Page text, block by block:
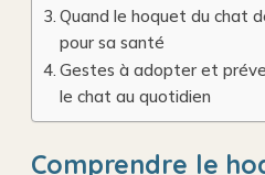
Quand le hoquet du chat
pour sa santé
Gestes à adopter et
le chat au quotidien
Comprendre le